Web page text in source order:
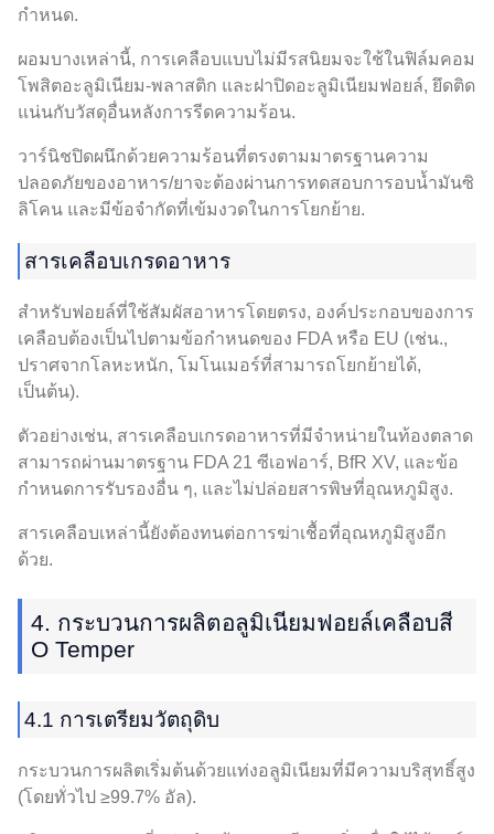
กำหนด.
ผอมบางเหล่านี้, การเคลือบแบบไม่มีรสนิยมจะใช้ในฟิล์มคอม
โพสิตอะลูมิเนียม-พลาสติก และฝาปิดอะลูมิเนียมฟอยล์, ยึดติด
แน่นกับวัสดุอื่นหลังการรีดความร้อน.
วาร์นิชปิดผนึกด้วยความร้อนที่ตรงตามมาตรฐานความ
ปลอดภัยของอาหาร/ยาจะต้องผ่านการทดสอบการอบน้ำมันซิ
ลิโคน และมีข้อจำกัดที่เข้มงวดในการโยกย้าย.
สารเคลือบเกรดอาหาร
สำหรับฟอยล์ที่ใช้สัมผัสอาหารโดยตรง, องค์ประกอบของการ
เคลือบต้องเป็นไปตามข้อกำหนดของ FDA หรือ EU (เช่น.,
ปราศจากโลหะหนัก, โมโนเมอร์ที่สามารถโยกย้ายได้,
เป็นต้น).
ตัวอย่างเช่น, สารเคลือบเกรดอาหารที่มีจำหน่ายในท้องตลาด
สามารถผ่านมาตรฐาน FDA 21 ซีเอฟอาร์, BfR XV, และข้อ
กำหนดการรับรองอื่น ๆ, และไม่ปล่อยสารพิษที่อุณหภูมิสูง.
สารเคลือบเหล่านี้ยังต้องทนต่อการฆ่าเชื้อที่อุณหภูมิสูงอีก
ด้วย.
4. กระบวนการผลิตอลูมิเนียมฟอยล์เคลือบสี
O Temper
4.1 การเตรียมวัตถุดิบ
กระบวนการผลิตเริ่มต้นด้วยแท่งอลูมิเนียมที่มีความบริสุทธิ์สูง
(โดยทั่วไป ≥99.7% อัล).